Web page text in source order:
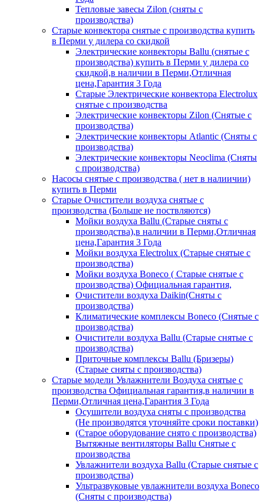
Тепловые завесы Zilon (сняты с
производства)
Старые конвектора снятые с производства купить
в Перми у дилера со скидкой
Электрические конвекторы Ballu (снятые с
производства) купить в Перми у дилера со
скидкой,в наличии в Перми,Отличная
цена,Гарантия 3 Года
Старые Электрические конвектора Electrolux
снятые с производства
Электрические конвекторы Zilon (Снятые с
производства)
Электрические конвекторы Atlantic (Сняты с
производства)
Электрические конвекторы Neoclima (Сняты
с производства)
Насосы снятые с производства ( нет в налиичии)
купить в Перми
Старые Очистители воздуха снятые с
производства (Больше не поствляются)
Мойки воздуха Ballu (Старые сняты с
производства),в наличии в Перми,Отличная
цена,Гарантия 3 Года
Мойки воздуха Electrolux (Старые снятые с
производства)
Мойки воздуха Boneco ( Старые снятые с
производства) Официальная гарантия,
Очистители воздуха Daikin(Сняты с
производства)
Климатические комплексы Boneco (Снятые с
производства)
Очистители воздуха Ballu (Старые снятые с
производства)
Приточные комплексы Ballu (Бризеры)
(Старые сняты с производства)
Старые модели Увлажнители Воздуха снятые с
производства Официальная гарантия,в наличии в
Перми,Отличная цена,Гарантия 3 Года
Осушители воздуха сняты с производства
(Не производятся уточняйте сроки поставки)
(Старое оборудование снято с производства)
Вытяжные вентиляторы Ballu Снятые с
производства
Увлажнители воздуха Ballu (Старые снятые с
производства)
Ультразвуковые увлажнители воздуха Boneco
(Сняты с производства)